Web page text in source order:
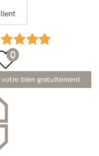
votre bien gratuitement
0